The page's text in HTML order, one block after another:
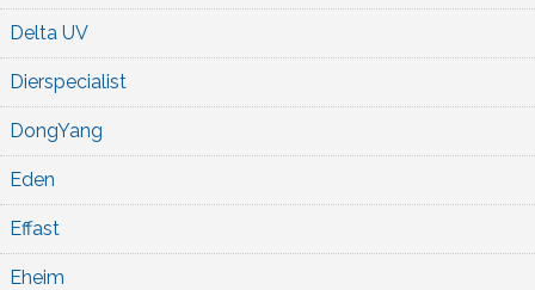
Delta UV
Dierspecialist
DongYang
Eden
Effast
Eheim